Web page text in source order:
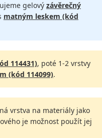
gelový závěrečný
matným leskem (kód
114431), poté 1-2 vrstvy
(kód 114099).
vrstva na materiály jako
je možnost použít jej